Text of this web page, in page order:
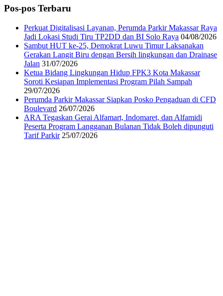
Pos-pos Terbaru
Perkuat Digitalisasi Layanan, Perumda Parkir Makassar Raya
Jadi Lokasi Studi Tiru TP2DD dan BI Solo Raya 04/08/2026
Sambut HUT ke-25, Demokrat Luwu Timur Laksanakan
Gerakan Langit Biru dengan Bersih lingkungan dan Drainase
Jalan 31/07/2026
Ketua Bidang Lingkungan Hidup FPK3 Kota Makassar
Soroti Kesiapan Implementasi Program Pilah Sampah
29/07/2026
Perumda Parkir Makassar Siapkan Posko Pengaduan di CFD
Boulevard 26/07/2026
ARA Tegaskan Gerai Alfamart, Indomaret, dan Alfamidi
Peserta Program Langganan Bulanan Tidak Boleh dipunguti
Tarif Parkir 25/07/2026